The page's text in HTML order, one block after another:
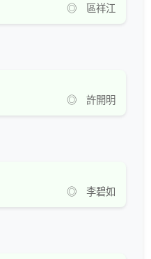
◎ 區祥江
◎ 許開明
◎ 李碧如